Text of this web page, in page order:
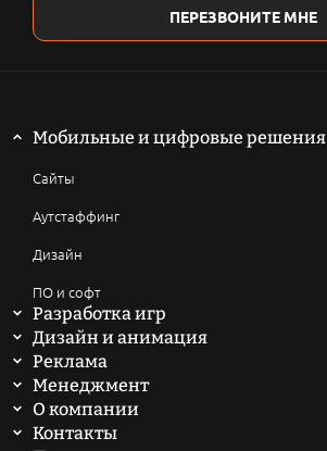
ПЕРЕЗВОНИТЕ МНЕ
Мобильные и цифровые решения
Сайты
Аутстаффинг
Дизайн
ПО и софт
Разработка игр
Мобильные игры
Компьютерные игры
Браузерные и онлайн игры
Дизайн и анимация
2D анимация
3D анимация
Мультфильмы
Реклама
SEO продвижение сайтов
ASO продвижение
Менеджмент
Написать техническое задание
О компании
История
Контакты